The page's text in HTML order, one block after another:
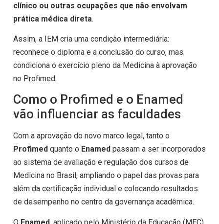
clínico ou outras ocupações que não envolvam
prática médica direta.
Assim, a IEM cria uma condição intermediária:
reconhece o diploma e a conclusão do curso, mas
condiciona o exercício pleno da Medicina à aprovação
no Profimed.
Como o Profimed e o Enamed
vão influenciar as faculdades
Com a aprovação do novo marco legal, tanto o
Profimed quanto o Enamed passam a ser incorporados
ao sistema de avaliação e regulação dos cursos de
Medicina no Brasil, ampliando o papel das provas para
além da certificação individual e colocando resultados
de desempenho no centro da governança acadêmica.